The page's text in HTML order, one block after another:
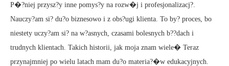
P�?niej przysz?y inne pomys?y na rozw�j i profesjonalizacj?.
Nauczy?am si? du?o biznesowo i z obs?ugi klienta. To by? proces, bo
niestety uczy?am si? na w?asnych, czasami bolesnych b??dach i
trudnych klientach. Takich historii, jak moja znam wiele� Teraz
przynajmniej po wielu latach mam du?o materia?�w edukacyjnych.